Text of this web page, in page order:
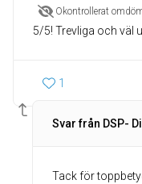
Okontrollerat
5/5! Trevliga och väl
1
Svar från DSP-
Tack för